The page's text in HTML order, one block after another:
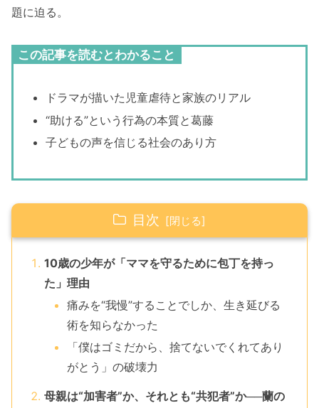
題に迫る。
この記事を読むとわかること
ドラマが描いた児童虐待と家族のリアル
“助ける”という行為の本質と葛藤
子どもの声を信じる社会のあり方
目次
10歳の少年が「ママを守るために包丁を持っ
た」理由
痛みを“我慢”することでしか、生き延びる
術を知らなかった
「僕はゴミだから、捨てないでくれてあり
がとう」の破壊力
母親は“加害者”か、それとも“共犯者”か──蘭の